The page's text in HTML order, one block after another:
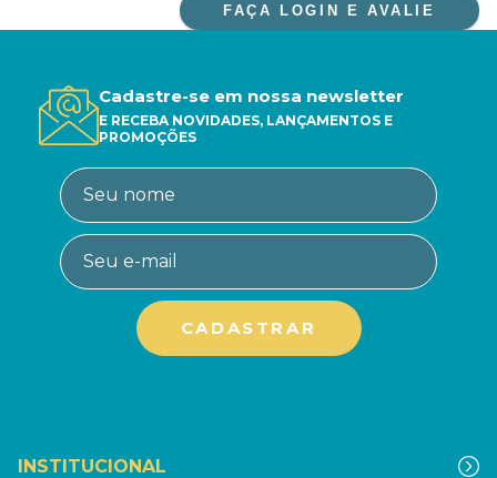
FAÇA LOGIN E AVALIE
Cadastre-se em nossa newsletter
E RECEBA NOVIDADES, LANÇAMENTOS E
PROMOÇÕES
INSTITUCIONAL